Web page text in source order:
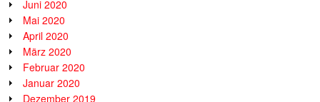
Juni 2020
Mai 2020
April 2020
März 2020
Februar 2020
Januar 2020
Dezember 2019